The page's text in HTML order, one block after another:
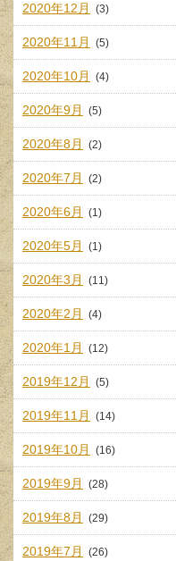
2020年12月 (3)
2020年11月 (5)
2020年10月 (4)
2020年9月 (5)
2020年8月 (2)
2020年7月 (2)
2020年6月 (1)
2020年5月 (1)
2020年3月 (11)
2020年2月 (4)
2020年1月 (12)
2019年12月 (5)
2019年11月 (14)
2019年10月 (16)
2019年9月 (28)
2019年8月 (29)
2019年7月 (26)